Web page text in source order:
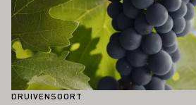
DRUIVENSOORT